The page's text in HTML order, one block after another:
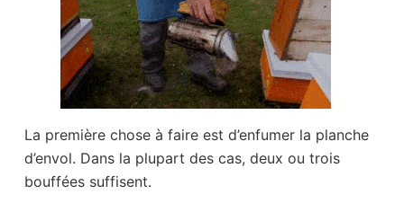
La première chose à faire est d’enfumer la planche
d’envol. Dans la plupart des cas, deux ou trois
bouffées suffisent.